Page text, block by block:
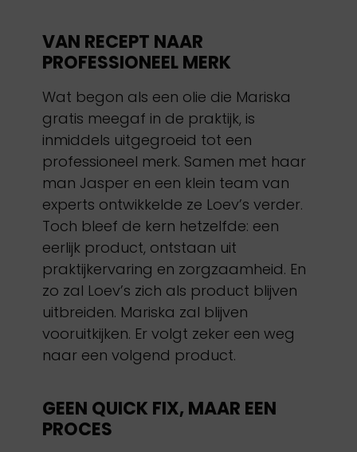
VAN RECEPT NAAR
PROFESSIONEEL MERK
Wat begon als een olie die Mariska
gratis meegaf in de praktijk, is
inmiddels uitgegroeid tot een
professioneel merk. Samen met haar
man Jasper en een klein team van
experts ontwikkelde ze Loev’s verder.
Toch bleef de kern hetzelfde: een
eerlijk product, ontstaan uit
praktijkervaring en zorgzaamheid. En
zo zal Loev’s zich als product blijven
uitbreiden. Mariska zal blijven
vooruitkijken. Er volgt zeker een weg
naar een volgend product.
GEEN QUICK FIX, MAAR EEN
PROCES